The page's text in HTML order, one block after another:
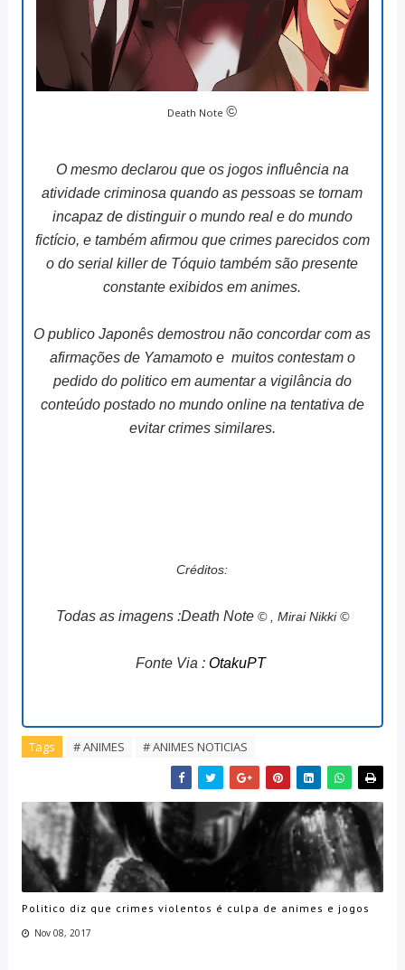
Death Note©
O mesmo declarou que os jogos influência na
atividade criminosa quando as pessoas se tornam
incapaz de distinguir o mundo real e do mundo
fictício, e também afirmou que crimes parecidos com
o do serial killer de Tóquio também são presente
constante exibidos em animes.
O publico Japonês demostrou não concordar com as
afirmações de Yamamoto e muitos contestam o
pedido do politico em aumentar a vigilância do
conteúdo postado no mundo online na tentativa de
evitar crimes similares.
Créditos:
Todas as imagens :Death Note © , Mirai Nikki ©
Fonte Via : OtakuPT
Tags # ANIMES # ANIMES NOTICIAS
Politico diz que crimes violentos é culpa de animes e jogos
Nov 08, 2017